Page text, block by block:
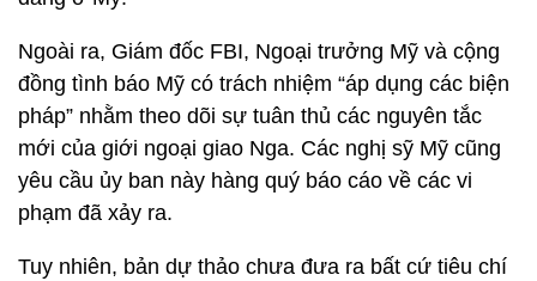
Ngoài ra, Giám đốc FBI, Ngoại trưởng Mỹ và cộng
đồng tình báo Mỹ có trách nhiệm “áp dụng các biện
pháp” nhằm theo dõi sự tuân thủ các nguyên tắc
mới của giới ngoại giao Nga. Các nghị sỹ Mỹ cũng
yêu cầu ủy ban này hàng quý báo cáo về các vi
phạm đã xảy ra.
Tuy nhiên, bản dự thảo chưa đưa ra bất cứ tiêu chí